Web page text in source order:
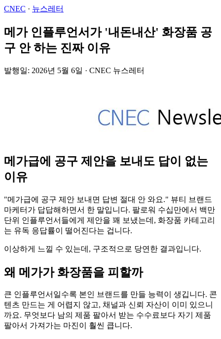
CNEC · 뉴스레터
메가 인플루언서가 '내돈내산' 화장품 공
구 안 하는 진짜 이유
발행일: 2026년 5월 6일 · CNEC 뉴스레터
메가급에 공구 제안을 보내도 답이 없는
이유
"메가급에 공구 제안 보내면 답변 절대 안 와요." 뷰티 브랜드
마케터가 답답해하면서 한 말입니다. 팔로워 수십만에서 백만
단위 인플루언서들에게 제안을 꽤 보냈는데, 화장품 카테고리
는 유독 응답률이 떨어진다는 겁니다.
이상하게 느낄 수 있는데, 구조적으로 당연한 결과입니다.
왜 메가가 화장품을 피할까
큰 인플루언서일수록 본인 브랜드를 만들 능력이 생깁니다. 콘
텐츠 만드는 게 어렵지 않고, 채널과 신뢰 자산이 이미 있으니
까요. 무엇보다 남의 제품 팔아서 받는 수수료보다 자기 제품
팔아서 가져가는 마진이 훨씬 큽니다.